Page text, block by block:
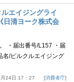
エイジングライ
清ヨーク株式会
・届出番号/L157 ・届
名/ピルクルエイジング
24日 17：27 消費者庁